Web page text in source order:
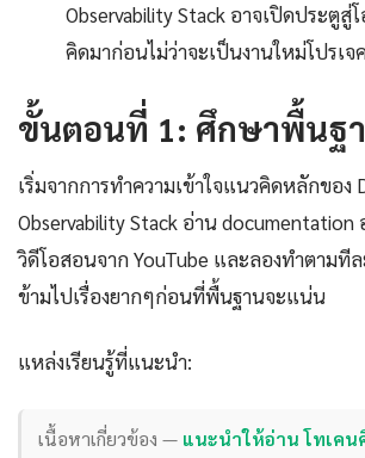
Observability Stack อาจเปิดประตู
คิดมาก่อนไม่ว่าจะเป็นงานใหม่โปรเ
ขั้นตอนที่ 1: ศึกษาพื้นฐ
เริ่มจากการทำความเข้าใจแนวคิดหลักของ
Observability Stack อ่าน documentation
วิดีโอสอนจาก YouTube และลองทำตามที
ข้ามไปเรื่องยากๆก่อนที่พื้นฐานจะแน่น
แหล่งเรียนรู้ที่แนะนำ:
เนื้อหาเกี่ยวข้อง — แนะนำให้อ่าน โทเคน